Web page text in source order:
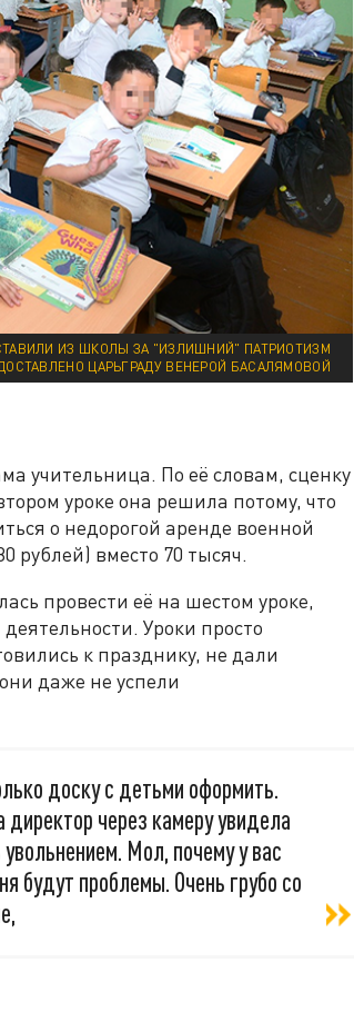
ИЗ ШКОЛЫ ЗА "ИЗЛИШНИЙ" ПАТРИОТИЗМ
ЦАРЬГРАДУ ВЕНЕРОЙ БАСАЛЯМОВОЙ
учительница. По её словам, сценку
уроке она решила потому, что
о недорогой аренде военной
рублей) вместо 70 тысяч.
провести её на шестом уроке,
Уроки просто
к празднику, не дали
даже не успели
доску с детьми оформить.
через камеру увидела
Мол, почему у вас
будут проблемы. Очень грубо со